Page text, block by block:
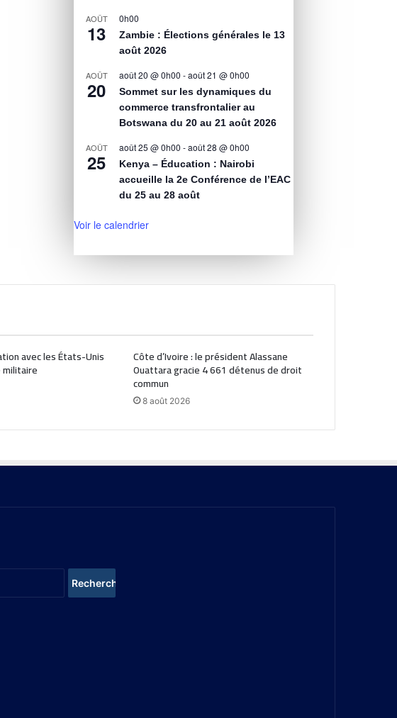
AOÛT
13
0h00
Zambie : Élections générales le 13
août 2026
AOÛT
20
août 20 @ 0h00 -août 21 @ 0h00
Sommet sur les dynamiques du
commerce transfrontalier au
Botswana du 20 au 21 août 2026
AOÛT
25
août 25 @ 0h00 -août 28 @ 0h00
Kenya – Éducation : Nairobi
accueille la 2e Conférence de l’EAC
du 25 au 28 août
Voir le calendrier
avec les États-Unis
militaire
Côte d’Ivoire : le président Alassane
Ouattara gracie 4 661 détenus de droit
commun
8 août 2026